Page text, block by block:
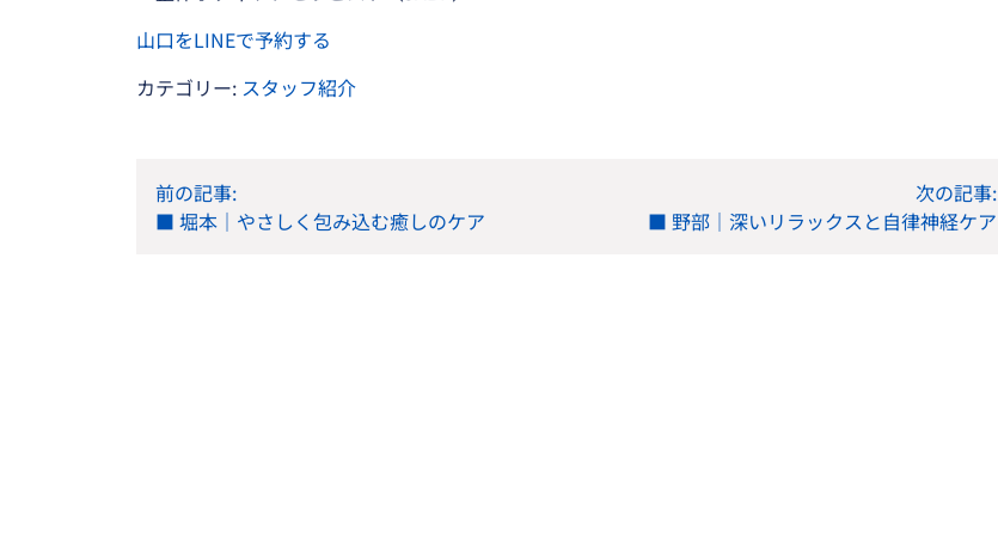
山口をLINEで予約する
カテゴリー: スタッフ紹介
稿
前の記事:
■ 堀本｜やさしく包み込む癒しのケア
次の記事:
■ 野部｜深いリラックスと自律神経ケア